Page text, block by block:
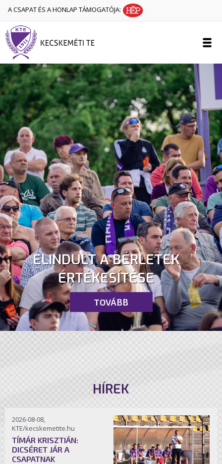
A CSAPAT ÉS A HONLAP TÁMOGATÓJA:
ELINDULT A BÉRLETEK
ÉRTÉKESÍTÉSE
TOVÁBB
HÍREK
2026-08-08,
KTE/kecskemetite.hu
TÍMÁR KRISZTIÁN:
DICSÉRET JÁR A
CSAPATNAK